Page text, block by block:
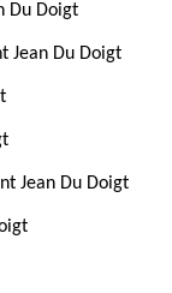
Du Doigt
Jean Du Doigt
Jean Du Doigt